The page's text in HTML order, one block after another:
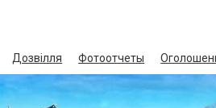
Дозвілля Фотоотчеты